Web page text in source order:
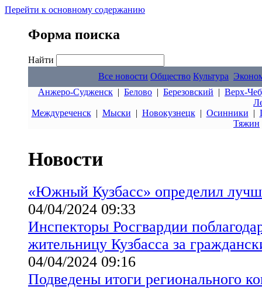
Перейти к основному содержанию
Форма поиска
Найти
Все новости Общество Культура
Анжеро-Судженск | Белово | Березовский | Верх-
Междуреченск| Мыски | Новокузнецк| Осинники |
Тяжин
Новости
«Южный Кузбасс» определил
04/04/2024 09:33
Инспекторы Росгвардии
жительницу Кузбасса за
04/04/2024 09:16
Подведены итоги регионального